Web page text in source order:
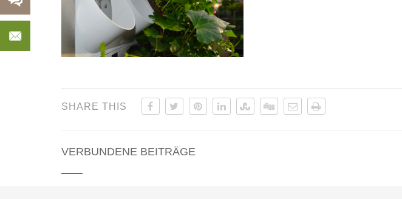
SHARE THIS
VERBUNDENE BEITRÄGE